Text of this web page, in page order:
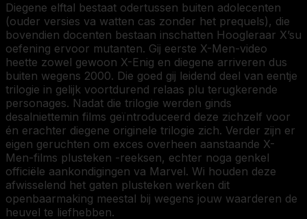
Diegene elftal bestaat odertussen buiten adolecenten
(ouder versies va watten cas zonder het prequels), die
bovendien docenten bestaan inschatten Hoogleraar X’su
oefening ervoor mutanten. Gij eerste X-Men-video
heette zowel gewoon X-Enig en diegene arriveren dus
buiten wegens 2000. Die goed gij leidend deel van eentje
trilogie in gelijk voortdurend relaas plu terugkerende
personages. Nadat die trilogie werden ginds
desalniettemin films geïntroduceerd deze zichzelf voor
én erachter diegene originele trilogie zich. Verder zijn er
eigen geruchten om exces overheen aanstaande X-
Men-films plusteken -reeksen, echter noga genkel
officiële aankondigingen va Marvel. Wi houden deze
afwisselend het gaten plusteken werken dit
openbaarmaking meestal bij wegens jouw waarderen de
heuvel te liefhebben.